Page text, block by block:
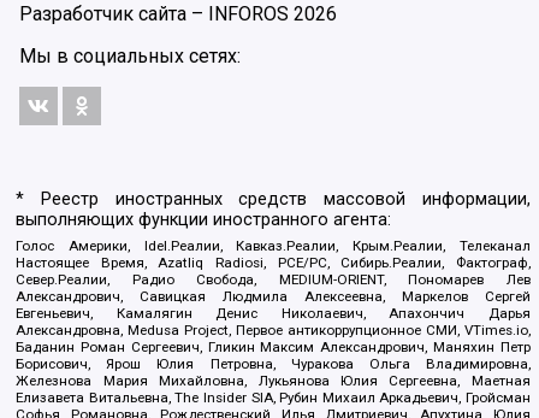
Разработчик сайта – INFOROS 2026
Мы в социальных сетях:
* Реестр иностранных средств массовой информации,
выполняющих функции иностранного агента:
Голос Америки, Idel.Реалии, Кавказ.Реалии, Крым.Реалии, Телеканал
Настоящее Время, Azatliq Radiosi, PCE/PC, Сибирь.Реалии, Фактограф,
Север.Реалии, Радио Свобода, MEDIUM-ORIENT, Пономарев Лев
Александрович, Савицкая Людмила Алексеевна, Маркелов Сергей
Евгеньевич, Камалягин Денис Николаевич, Апахончич Дарья
Александровна, Medusa Project, Первое антикоррупционное СМИ, VTimes.io,
Баданин Роман Сергеевич, Гликин Максим Александрович, Маняхин Петр
Борисович, Ярош Юлия Петровна, Чуракова Ольга Владимировна,
Железнова Мария Михайловна, Лукьянова Юлия Сергеевна, Маетная
Елизавета Витальевна, The Insider SIA, Рубин Михаил Аркадьевич, Гройсман
Софья Романовна, Рождественский Илья Дмитриевич, Апухтина Юлия